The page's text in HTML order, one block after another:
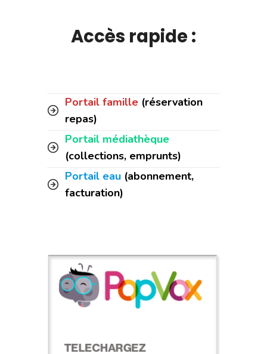
Accès rapide :
Portail famille (réservation
repas)
Portail médiathèque
(collections, emprunts)
Portail eau (abonnement,
facturation)